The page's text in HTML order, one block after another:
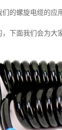
们的螺旋电缆的应
，下面我们会为大